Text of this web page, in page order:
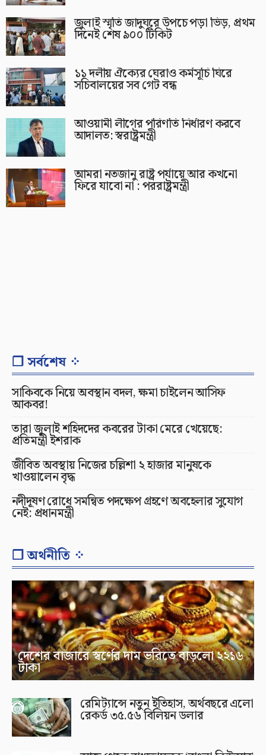
জুলাই স্মৃতি জাদুঘরে উপচে পড়া ভিড়, প্রথম
দিনেই শেষ ৯০০ টিকিট
১১ দলীয় ঐক্যের ঘেরাও কর্মসূচি ঘিরে
সচিবালয়ের সব গেট বন্ধ
আওয়ামী লীগের পরিণতি নির্ধারণ করবে
আদালত: স্বরাষ্ট্রমন্ত্রী
আমরা নতজানু রাষ্ট্র পর্যায়ে আর কখনো
ফিরে যাবো না : পররাষ্ট্রমন্ত্রী
❐ সর্বশেষ ⁘
সাকিবকে নিয়ে অবস্থান বদল, ক্ষমা চাইলেন আসিফ
আকবর!
তারা জুলাই শহিদদের কবরের টাকা মেরে খেয়েছে:
প্রতিমন্ত্রী ইশরাক
জীবিত অবস্থায় নিজের চল্লিশা ২ হাজার মানুষকে
খাওয়ালেন বৃদ্ধ
নদীদূষণ রোধে সমন্বিত পদক্ষেপ গ্রহণে অবহেলার সুযোগ
নেই: প্রধানমন্ত্রী
❐ অর্থনীতি ⁘
দেশের বাজারে স্বর্ণের দাম ভরিতে বাড়লো ২২১৬
টাকা
রেমিট্যান্সে নতুন ইতিহাস, অর্থবছরে এলো
রেকর্ড ৩৫.৫৬ বিলিয়ন ডলার